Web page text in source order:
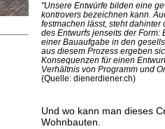
"Unsere Entwürfe bilden eine
kontrovers bezeichnen kann.
festmachen lässt, steht
des Entwurfs jenseits der Form:
einer Bauaufgabe in den
aus diesem Prozess ergeben
Konsequenzen für einen
Verhältnis von Programm und
(Quelle: dienerdiener.ch)
Und wo kann man dieses
Wohnbauten.